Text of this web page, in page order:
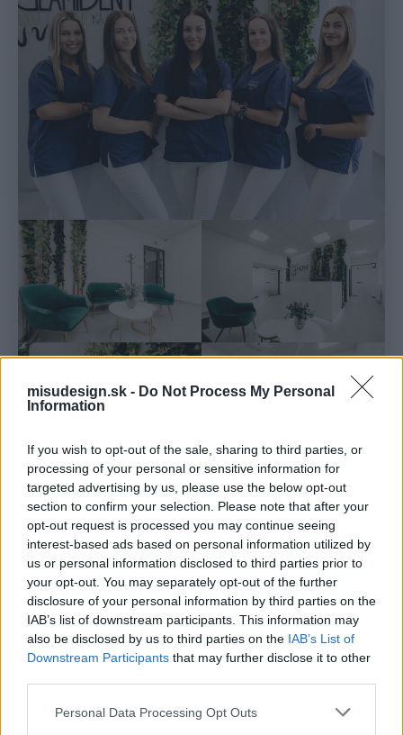
misudesign.sk - Do Not Process My Personal
Information
If you wish to opt-out of the sale, sharing to third parties, or
processing of your personal or sensitive information for
targeted advertising by us, please use the below opt-out
section to confirm your selection. Please note that after your
opt-out request is processed you may continue seeing
interest-based ads based on personal information utilized by
us or personal information disclosed to third parties prior to
your opt-out. You may separately opt-out of the further
disclosure of your personal information by third parties on the
IAB’s list of downstream participants. This information may
also be disclosed by us to third parties on the IAB’s List of
Downstream Participants that may further disclose it to other
Personal Data Processing Opt Outs